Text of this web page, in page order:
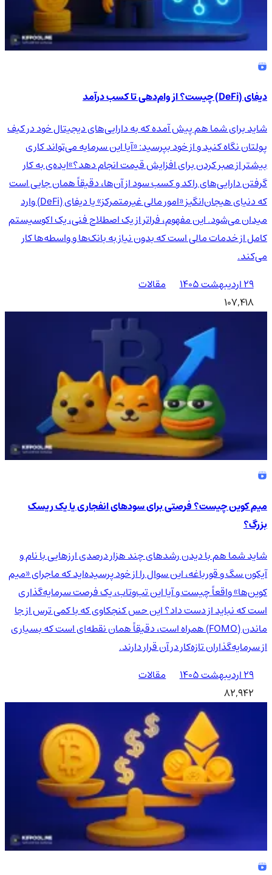
دیفای (DeFi) چیست؟ از وام‌دهی تا کسب درآمد
شاید برای شما هم پیش آمده که به دارایی‌های دیجیتال خود در کیف
پولتان نگاه کنید و از خود بپرسید: «آیا این سرمایه می‌تواند کاری
بیشتر از صبر کردن برای افزایش قیمت انجام دهد؟»ایده‌ی به کار
گرفتن دارایی‌های راکد و کسب سود از آن‌ها، دقیقاً همان جایی است
که دنیای هیجان‌انگیز «امور مالی غیرمتمرکز» یا دیفای (DeFi) وارد
میدان می‌شود. این مفهوم، فراتر از یک اصطلاح فنی، یک اکوسیستم
کامل از خدمات مالی است که بدون نیاز به بانک‌ها و واسطه‌ها کار
می‌کند.
۲۹ اردیبهشت ۱۴۰۵
مقالات
107,418
میم کوین چیست؟ فرصتی برای سودهای انفجاری یا یک ریسک
بزرگ؟
شاید شما هم با دیدن رشدهای چند هزار درصدی ارزهایی با نام و
آیکون سگ و قورباغه، این سوال را از خود پرسیده‌اید که ماجرای «میم
کوین‌ها» واقعاً چیست و آیا این تب‌وتاب، یک فرصت سرمایه‌گذاری
است که نباید از دست داد؟ این حس کنجکاوی که با کمی ترس از جا
ماندن (FOMO) همراه است، دقیقاً همان نقطه‌ای است که بسیاری
از سرمایه‌گذاران تازه‌کار در آن قرار دارند.
۲۹ اردیبهشت ۱۴۰۵
مقالات
82,942